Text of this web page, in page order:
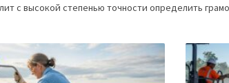
с высокой степенью точности определить